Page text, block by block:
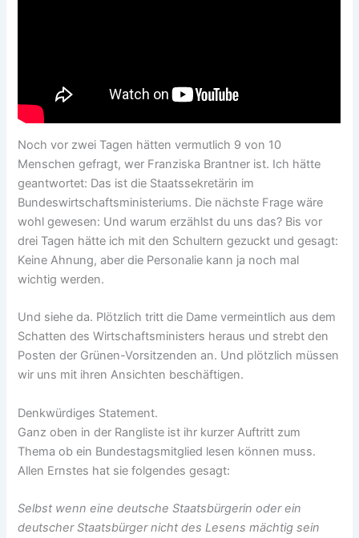
Noch vor zwei Tagen hätten vermutlich 9 von 10
Menschen gefragt, wer Franziska Brantner ist. Ich hätte
geantwortet: Das ist die Staatssekretärin im
Bundeswirtschaftsministeriums. Die nächste Frage wäre
wohl gewesen: Und warum erzählst du uns das? Bis vor
drei Tagen hätte ich mit den Schultern gezuckt und gesagt:
Keine Ahnung, aber die Personalie kann ja noch mal
wichtig werden.
Und siehe da. Plötzlich tritt die Dame vermeintlich aus dem
Schatten des Wirtschaftsministers heraus und strebt den
Posten der Grünen-Vorsitzenden an. Und plötzlich müssen
wir uns mit ihren Ansichten beschäftigen.
Denkwürdiges Statement.
Ganz oben in der Rangliste ist ihr kurzer Auftritt zum
Thema ob ein Bundestagsmitglied lesen können muss.
Allen Ernstes hat sie folgendes gesagt:
Selbst wenn eine deutsche Staatsbürgerin oder ein
deutscher Staatsbürger nicht des Lesens mächtig sein